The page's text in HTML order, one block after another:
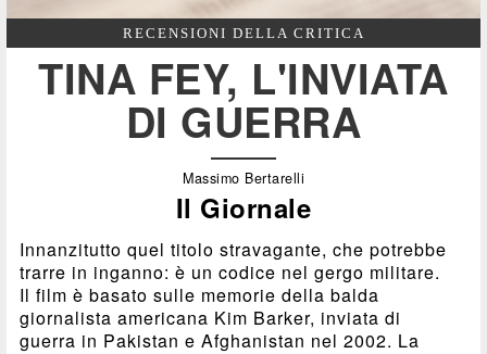
RECENSIONI DELLA CRITICA
TINA FEY, L'INVIATA
DI GUERRA
Massimo Bertarelli
Il Giornale
Innanzitutto quel titolo stravagante, che potrebbe
trarre in inganno: è un codice nel gergo militare.
Il film è basato sulle memorie della balda
giornalista americana Kim Barker, inviata di
guerra in Pakistan e Afghanistan nel 2002. La